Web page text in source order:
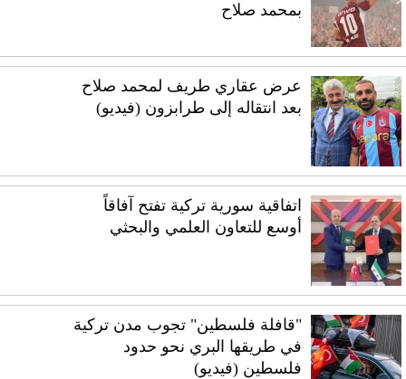
بمحمد صلاح
عرض عقاري طريف لمحمد صلاح
بعد انتقاله إلى طرابزون (فيديو)
اتفاقية سورية تركية تفتح آفاقاً
أوسع للتعاون العلمي والبحثي
"قافلة فلسطين" تجوب مدن تركية
في طريقها البري نحو حدود
فلسطين (فيديو)